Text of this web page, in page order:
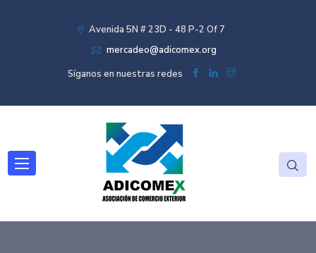
Avenida 5N # 23D - 48 P-2 Of 7
mercadeo@adicomex.org
Síganos en nuestras redes